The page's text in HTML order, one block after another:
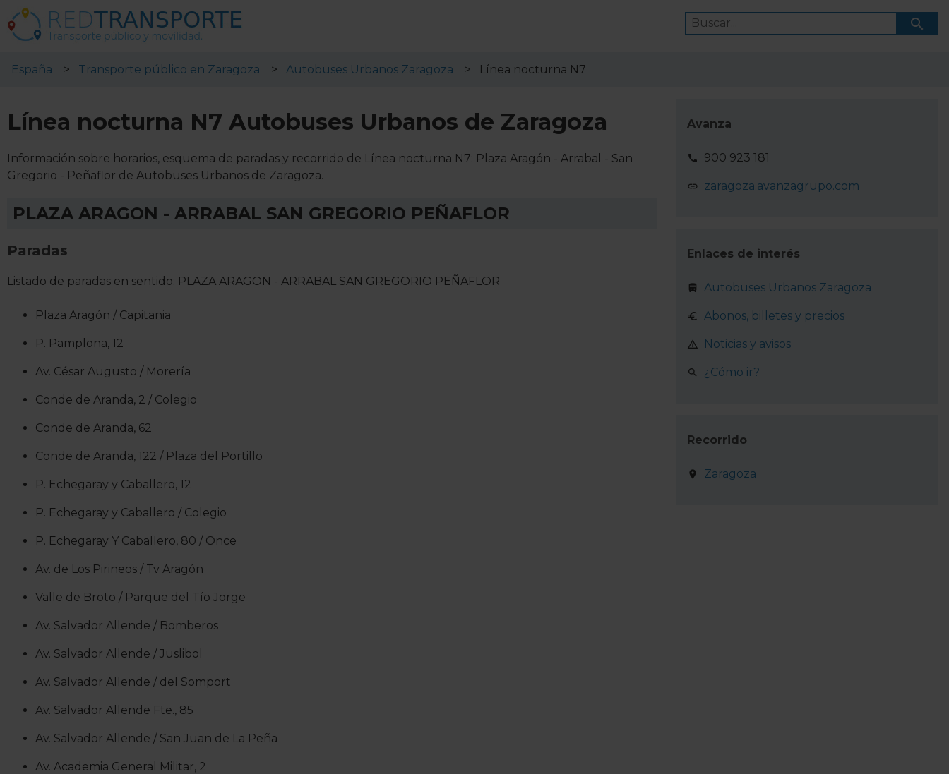
España Transporte público en Zaragoza Autobuses Urbanos Zaragoza Línea nocturna N7
Línea nocturna N7 Autobuses Urbanos de Zaragoza
Información sobre horarios, esquema de paradas y recorrido de Línea nocturna N7: Plaza Aragón - Arrabal - San
Gregorio - Peñaflor de Autobuses Urbanos de Zaragoza.
PLAZA ARAGON - ARRABAL SAN GREGORIO PEÑAFLOR
Paradas
Listado de paradas en sentido: PLAZA ARAGON - ARRABAL SAN GREGORIO PEÑAFLOR
Plaza Aragón / Capitania
P. Pamplona, 12
Av. César Augusto / Morería
Conde de Aranda, 2 / Colegio
Conde de Aranda, 62
Conde de Aranda, 122 / Plaza del Portillo
P. Echegaray y Caballero, 12
P. Echegaray y Caballero / Colegio
P. Echegaray Y Caballero, 80 / Once
Av. de Los Pirineos / Tv Aragón
Valle de Broto / Parque del Tío Jorge
Av. Salvador Allende / Bomberos
Av. Salvador Allende / Juslibol
Av. Salvador Allende / del Somport
Av. Salvador Allende Fte., 85
Av. Salvador Allende / San Juan de La Peña
Av. Academia General Militar, 2
Avanza
900 923 181
zaragoza.avanzagrupo.com
Enlaces de interés
Autobuses Urbanos Zaragoza
Abonos, billetes y precios
Noticias y avisos
¿Cómo ir?
Recorrido
Zaragoza